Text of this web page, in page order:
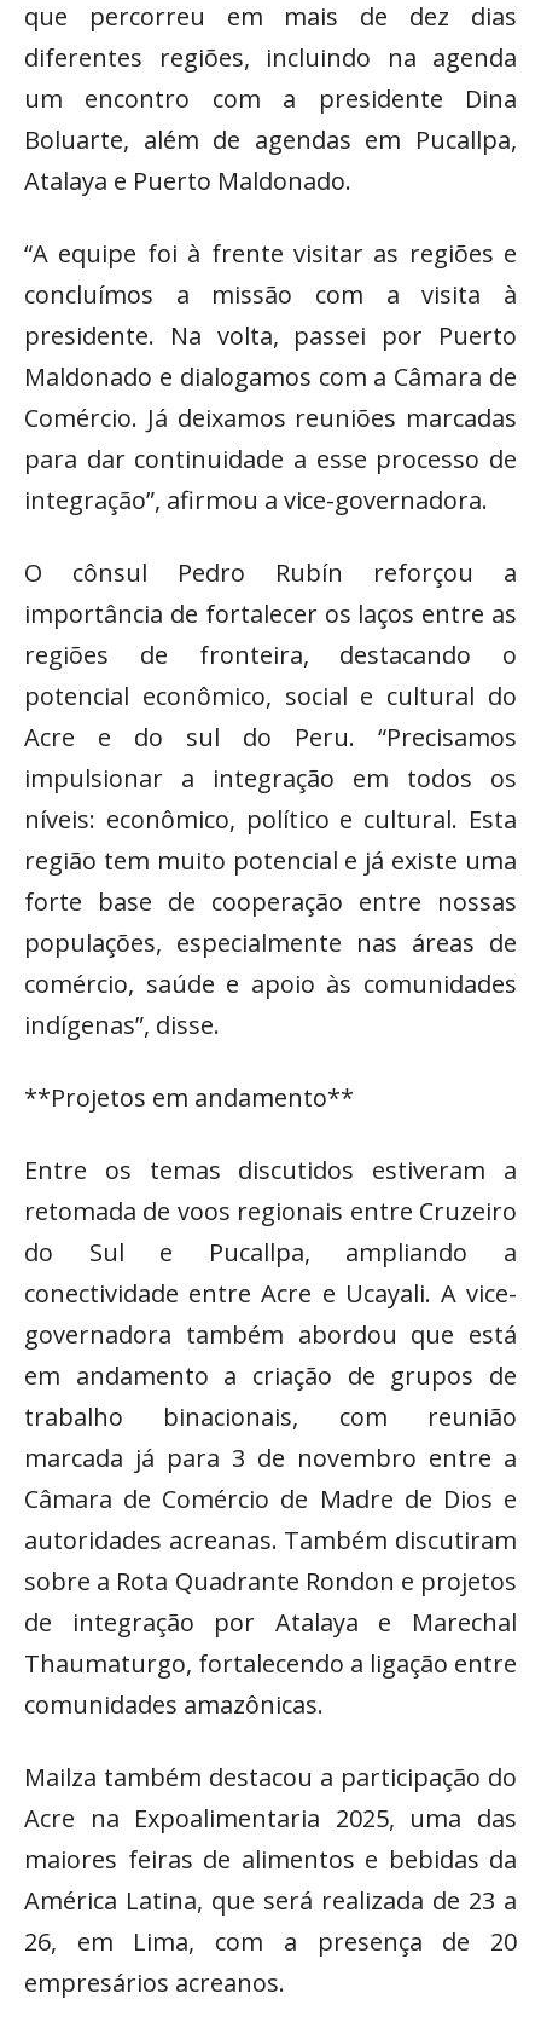
que percorreu em mais de dez dias
diferentes regiões, incluindo na agenda
um encontro com a presidente Dina
Boluarte, além de agendas em Pucallpa,
Atalaya e Puerto Maldonado.
“A equipe foi à frente visitar as regiões e
concluímos a missão com a visita à
presidente. Na volta, passei por Puerto
Maldonado e dialogamos com a Câmara de
Comércio. Já deixamos reuniões marcadas
para dar continuidade a esse processo de
integração”, afirmou a vice-governadora.
O cônsul Pedro Rubín reforçou a
importância de fortalecer os laços entre as
regiões de fronteira, destacando o
potencial econômico, social e cultural do
Acre e do sul do Peru. “Precisamos
impulsionar a integração em todos os
níveis: econômico, político e cultural. Esta
região tem muito potencial e já existe uma
forte base de cooperação entre nossas
populações, especialmente nas áreas de
comércio, saúde e apoio às comunidades
indígenas”, disse.
**Projetos em andamento**
Entre os temas discutidos estiveram a
retomada de voos regionais entre Cruzeiro
do Sul e Pucallpa, ampliando a
conectividade entre Acre e Ucayali. A vice-
governadora também abordou que está
em andamento a criação de grupos de
trabalho binacionais, com reunião
marcada já para 3 de novembro entre a
Câmara de Comércio de Madre de Dios e
autoridades acreanas. Também discutiram
sobre a Rota Quadrante Rondon e projetos
de integração por Atalaya e Marechal
Thaumaturgo, fortalecendo a ligação entre
comunidades amazônicas.
Mailza também destacou a participação do
Acre na Expoalimentaria 2025, uma das
maiores feiras de alimentos e bebidas da
América Latina, que será realizada de 23 a
26, em Lima, com a presença de 20
empresários acreanos.